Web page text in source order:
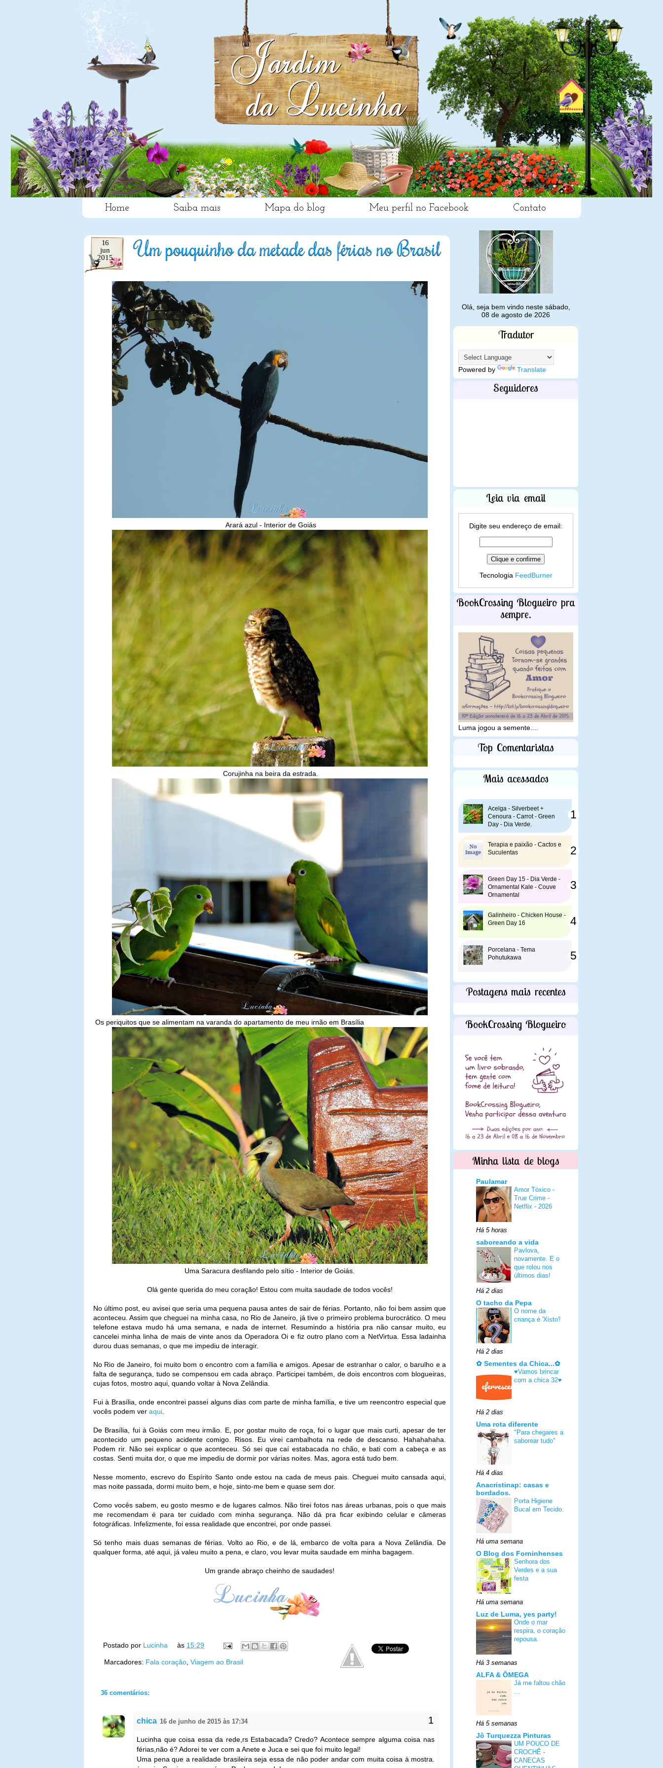
Home Saiba mais Mapa do blog Meu perfil no Facebook Contato
16
jun
2015
Um pouquinho da metade das férias no Brasil
Arará azul - Interior de Goiás
Corujinha na beira da estrada.
Os periquitos que se alimentam na varanda do apartamento de meu irnão em Brasília
Uma Saracura desfilando pelo sítio - Interior de Goiás.
Olá gente querida do meu coração! Estou com muita saudade de todos vocês!
No último post, eu avisei que seria uma pequena pausa antes de sair de férias. Portanto, não foi bem assim que
aconteceu. Assim que cheguei na minha casa, no Rio de Janeiro, já tive o primeiro problema burocrático. O meu
telefone estava mudo há uma semana, e nada de internet. Resumindo a história pra não cansar muito, eu
cancelei minha linha de mais de vinte anos da Operadora Oi e fiz outro plano com a NetVirtua. Essa ladainha
durou duas semanas, o que me impediu de interagir.
No Rio de Janeiro, foi muito bom o encontro com a família e amigos. Apesar de estranhar o calor, o barulho e a
falta de segurança, tudo se compensou em cada abraço. Participei também, de dois encontros com blogueiras,
cujas fotos, mostro aqui, quando voltar à Nova Zelândia.
Fui à Brasília, onde encontrei passei alguns dias com parte de minha família, e tive um reencontro especial que
vocês podem ver aqui
De Brasília, fui à Goiás com meu irmão. E, por gostar muito de roça, foi o lugar que mais curti, apesar de ter
acontecido um pequeno acidente comigo. Risos. Eu virei cambalhota na rede de descanso. Hahahahaha.
Podem rir. Não sei explicar o que aconteceu. Só sei que caí estabacada no chão, e bati com a cabeça e as
costas. Senti muita dor, o que me impediu de dormir por várias noites. Mas, agora está tudo bem.
Nesse momento, escrevo do Espírito Santo onde estou na cada de meus pais. Cheguei muito cansada aqui,
mas noite passada, dormi muito bem, e hoje, sinto-me bem e quase sem dor.
Como vocês sabem, eu gosto mesmo e de lugares calmos. Não tirei fotos nas áreas urbanas, pois o que mais
me recomendam é para ter cuidado com minha segurança. Não dá pra ficar exibindo celular e câmeras
fotográficas. Infelizmente, foi essa realidade que encontrei, por onde passei.
Só tenho mais duas semanas de férias. Volto ao Rio, e de lá, embarco de volta para a Nova Zelândia. De
qualquer forma, até aqui, já valeu muito a pena, e claro, vou levar muita saudade em minha bagagem.
Um grande abraço cheinho de saudades!
Postado por Lucinha às 15:29
Marcadores: Fala coração Viagem ao Brasil
36 comentários:
chica 16 de junho de 2015 às 17:34
Lucinha que coisa essa da rede,rs Estabacada? Credo? Acontece sempre alguma coisa nas
férias,não é? Adorei te ver com a Anete e Juca e sei que foi muito legal!
Uma pena que a realidade brasileira seja essa de não poder andar com muita coisa à mostra.
Olá, seja bem vindo neste sábado,
08 de agosto de 2026
Tradutor
Powered by Translate
Seguidores
Leia via email
Digite seu endereço de email:
Tecnologia FeedBurner
BookCrossing Blogueiro pra
sempre.
Luma jogou a semente....
Top Comentaristas
Mais acessados
Acelga - Silverbeet +
Cenoura - Carrot - Green
Day - Dia Verde.
Terapia e paixão - Cactos e
Suculentas
Green Day 15 - Dia Verde -
Ornamental Kale - Couve
Ornamental
Galinheiro - Chicken House -
Green Day 16
Porcelana - Tema
Pohutukawa
Postagens mais recentes
BookCrossing Blogueiro
Minha lista de blogs
Paulamar
Amor Tóxico -
True Crime -
Netflix - 2026
Há 5 horas
saboreando a vida
Pavlova,
novamente. E o
que rolou nos
últimos dias!
Há 2 dias
O tacho da Pepa
O nome da
criança é 'Xisto'!
Há 2 dias
✿ Sementes da Chica...✿
♥Vamos brincar
com a chica 32♥
Há 2 dias
Uma rota diferente
"Para chegares a
saborear tudo"
Há 4 dias
Anacristinap: casas e
bordados.
Porta Higiene
Bucal em Tecido.
Há uma semana
O Blog dos Forninhenses
Senhora dos
Verdes e a sua
festa
Há uma semana
Luz de Luma, yes party!
Onde o mar
respira, o coração
repousa.
Há 3 semanas
ALFA & ÔMEGA
Já me faltou chão
Há 5 semanas
Jô Turquezza Pinturas
UM POUCO DE
CROCHÊ -
CANECAS